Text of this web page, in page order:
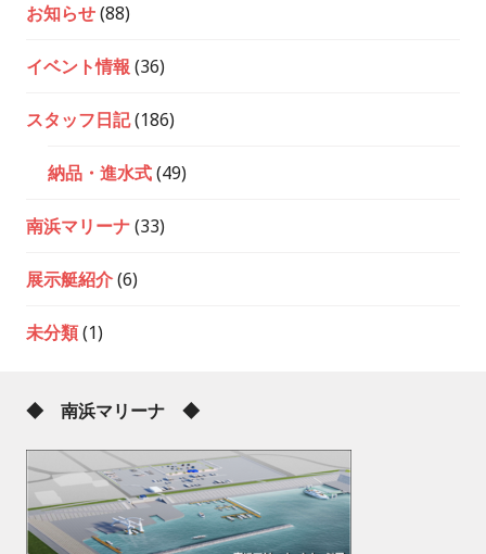
お知らせ(88)
イベント情報 (36)
スタッフ日記(186)
納品・進水式(49)
南浜マリーナ(33)
展示艇紹介(6)
未分類(1)
◆ 南浜マリーナ ◆